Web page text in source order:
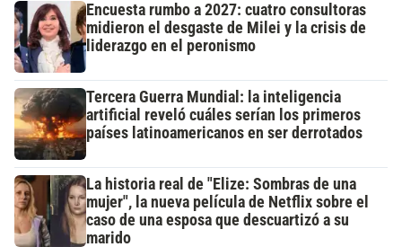
Encuesta rumbo a 2027: cuatro consultoras
midieron el desgaste de Milei y la crisis de
liderazgo en el peronismo
Tercera Guerra Mundial: la inteligencia
artificial reveló cuáles serían los primeros
países latinoamericanos en ser derrotados
La historia real de "Elize: Sombras de una
mujer", la nueva película de Netflix sobre el
caso de una esposa que descuartizó a su
marido